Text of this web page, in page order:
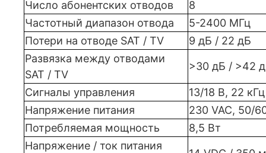
Число абонентских отводов
8
Частотный диапазон отвода
5-2400 МГц
Потери на отводе SAT / TV
9 дБ / 22 дБ
Развязка между отводами
SAT / TV
>30 дБ / >42
Сигналы управления
13/18 В, 22 кГц
Напряжение питания
230 VAC, 50/
Потребляемая мощность
8,5 Вт
Напряжение / ток питания